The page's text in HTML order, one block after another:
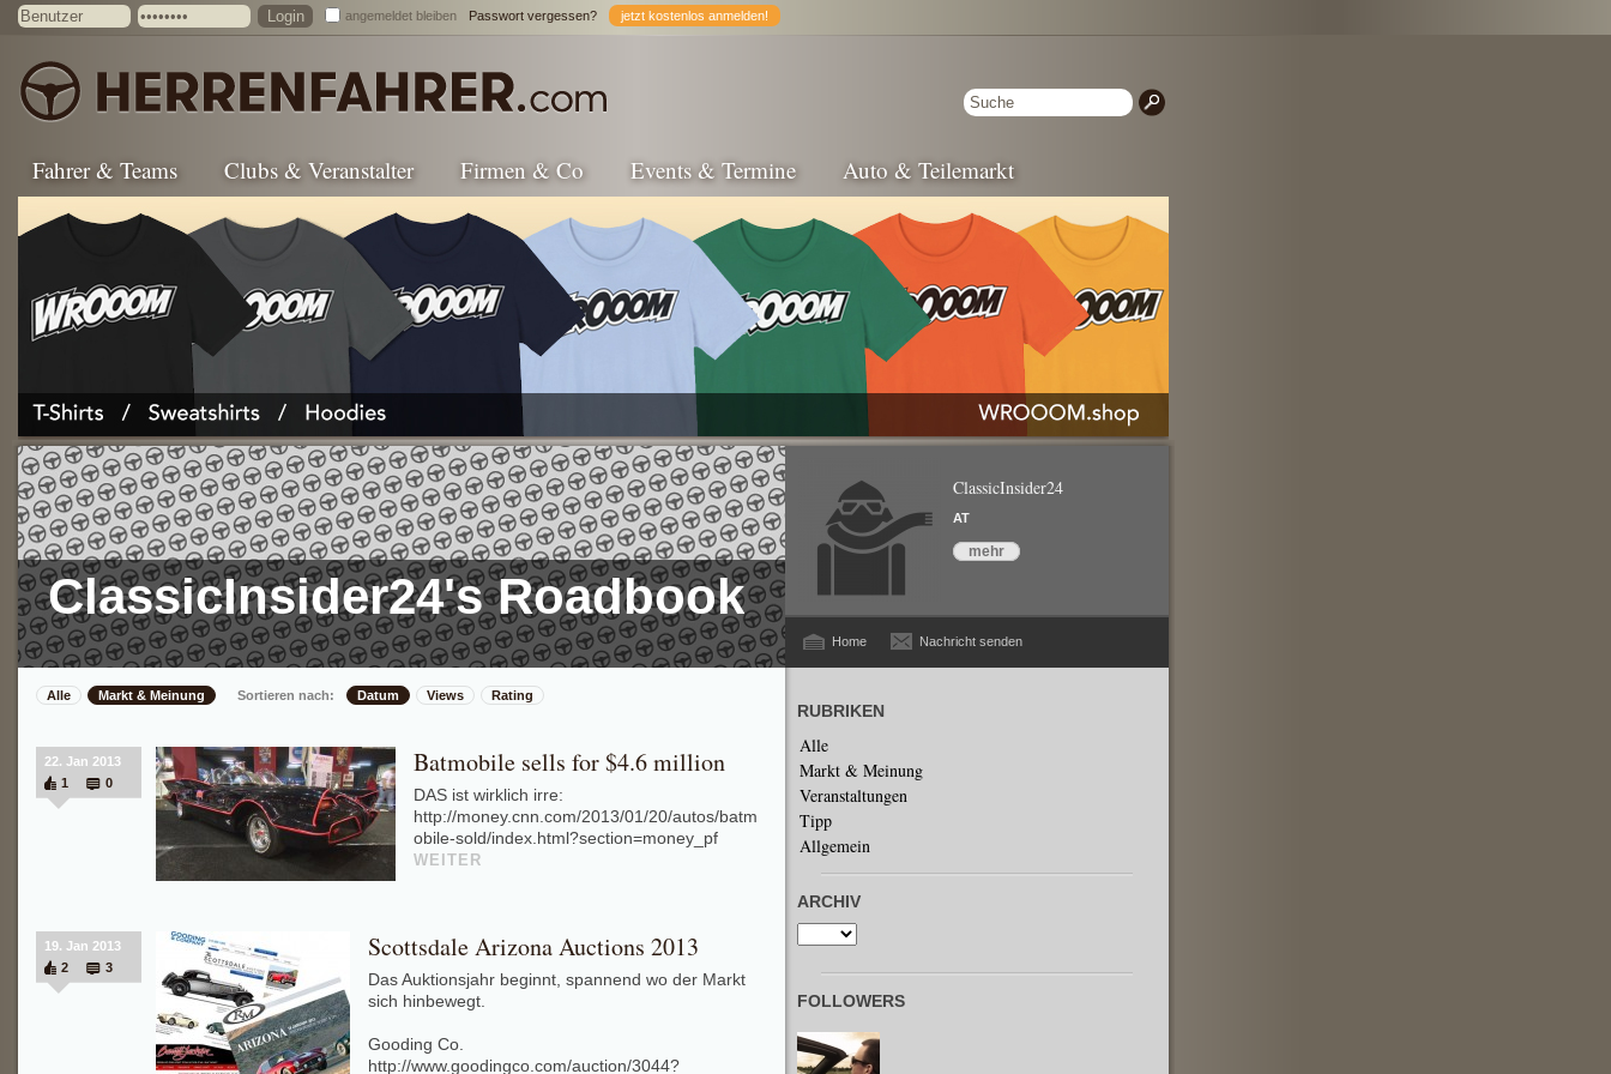
angemeldet bleiben Passwort vergessen? jetzt kostenlos anmelden!
Fahrer & Teams Clubs & Veranstalter Firmen & Co Events & Termine Auto & Teilemarkt
ClassicInsider24's Roadbook
ClassicInsider24
AT
mehr
Home Nachricht senden
Alle Markt & Meinung Sortieren nach: Datum Views Rating
22. Jan 2013
1
0
Batmobile sells for $4.6 million
DAS ist wirklich irre:
http://money.cnn.com/2013/01/20/autos/batm
obile-sold/index.html?section=money_pf
WEITER
19. Jan 2013
2
3
Scottsdale Arizona Auctions 2013
Das Auktionsjahr beginnt, spannend wo der Markt
sich hinbewegt.
Gooding Co.
http://www.goodingco.com/auction/3044?
RUBRIKEN
Alle
Markt & Meinung
Veranstaltungen
Tipp
Allgemein
ARCHIV
FOLLOWERS